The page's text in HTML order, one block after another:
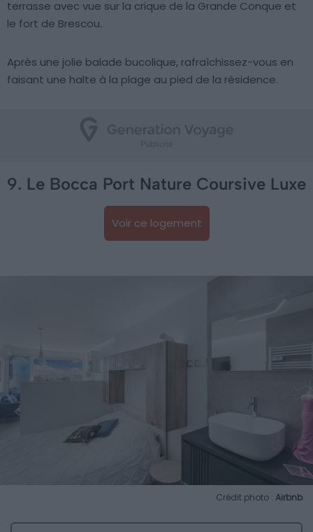
terrasse avec vue sur la crique de la Grande Conque et
le fort de Brescou.
Après une jolie balade bucolique, rafraîchissez-vous en
faisant une halte à la plage au pied de la résidence.
9. Le Bocca Port Nature Coursive Luxe
Voir ce logement
Crédit photo : Airbnb